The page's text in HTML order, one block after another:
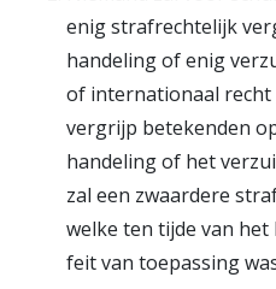
enig strafrechtelijk
handeling of enig
of internationaal
vergrijp betekenden
handeling of het
zal een zwaardere
welke ten tijde van
feit van toepassing